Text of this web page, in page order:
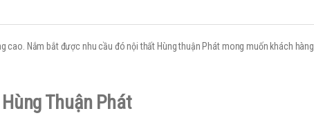
cao. Nắm bắt được nhu cầu đó nội thất Hùng thuận Phát mong muốn khách hàng
Thuận Phát